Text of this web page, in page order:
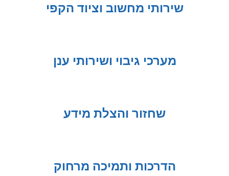
שירותי מחשוב וציוד הקפי
מערכי גיבוי ושירותי ענן
שחזור והצלת מידע
הדרכות ותמיכה מרחוק